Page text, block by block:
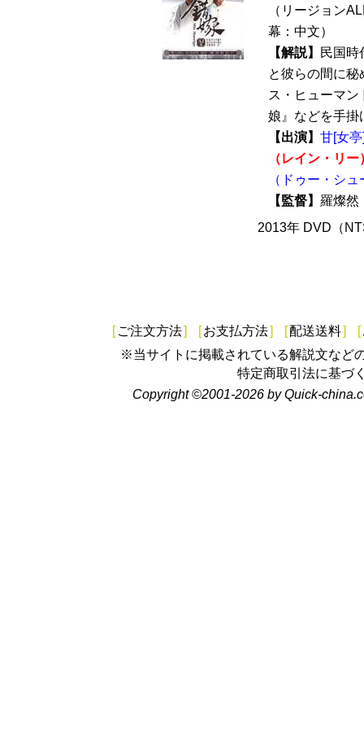
（リージョン
幕：中文）
【解説】
民国時
と彼らの間に
ス・ヒューマ
娘』などを手
【出演】 甘[女
（レイン・リー
（ドゥー・シ
【監督】 羅燦
2013年 DVD（
[ ご注文方法] [お支払方法] [配送送料] [
※当サイトに掲載されている解説文など
特定商取引法に基づ
Copyright ©2001-2026 by Quick-